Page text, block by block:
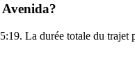
La durée totale du